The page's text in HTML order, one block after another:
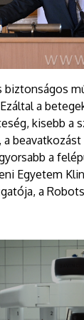
a
kisebb a
a
a
Egyetem
a